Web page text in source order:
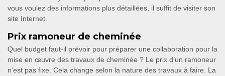
vous voulez des informations plus détaillées, il suffit de visiter son
site Internet.
Prix ramoneur de cheminée
Quel budget faut-il prévoir pour préparer une collaboration pour la
mise en œuvre des travaux de cheminée ? Le prix d’un ramoneur
n’est pas fixe. Cela change selon la nature des travaux à faire. La